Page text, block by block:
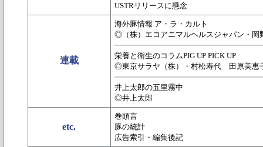
USTRリリースに懸念
連載
海外豚情報 ア・ラ・カルト
◎（株）エコアニマルヘルスジャパン・岡
栄養と衛生のコラムPIG UP PICK UP
◎東京サラヤ（株）・村松寿代 田原美恵
井上太郎の五里霧中
◎井上太郎
etc.
巻頭言
豚の統計
広告索引・編集後記